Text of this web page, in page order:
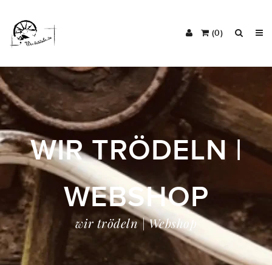
(0)
WIR TRÖDELN |
WEBSHOP
wir trödeln | Webshop